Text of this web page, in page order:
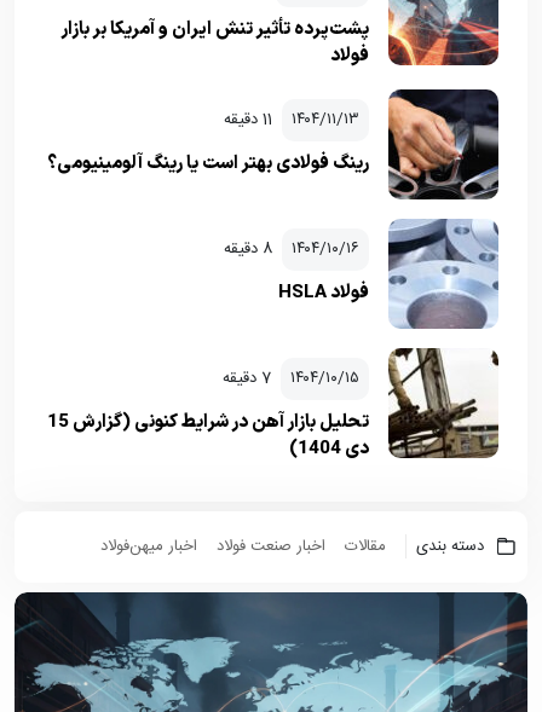
پشت‌پرده تأثیر تنش ایران و آمریکا بر بازار
فولاد
۱۴۰۴/۱۱/۱۳ 11 دقیقه
رینگ فولادی بهتر است یا رینگ آلومینیومی؟
۱۴۰۴/۱۰/۱۶ 8 دقیقه
فولاد HSLA
۱۴۰۴/۱۰/۱۵ 7 دقیقه
تحلیل بازار آهن در شرایط کنونی (گزارش 15
دی 1404)
دسته بندی مقالات اخبار صنعت فولاد اخبار میهن‌فولاد